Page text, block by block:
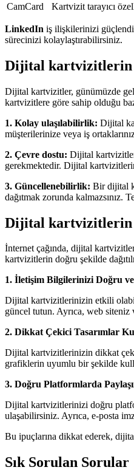
CamCard
Kartvizit tarayıcı
LinkedIn iş ilişkilerinizi
sürecinizi kolaylaştırabilirsiniz.
Dijital kartvizitlerin
Dijital kartvizitler, günümüzde
kartvizitlere göre sahip olduğu
1. Kolay ulaşılabilirlik: Dijital
müşterilerinize veya iş
2. Çevre dostu: Dijital
gerekmektedir. Dijital
3. Güncellenebilirlik: Bir dijital
dağıtmak zorunda
Dijital kartvizitlerin
İnternet çağında, dijital
kartvizitlerin doğru şekilde
1. İletişim Bilgilerinizi Doğru
Dijital kartvizitlerinizin etkili
güncel tutun. Ayrıca, web
2. Dikkat Çekici Tasarımlar
Dijital kartvizitlerinizin dikkat
grafiklerin uyumlu bir şekilde
3. Doğru Platformlarda
Dijital kartvizitlerinizi doğru
ulaşabilirsiniz. Ayrıca, e-posta
Bu ipuçlarına dikkat ederek,
Sık Sorulan Sorular